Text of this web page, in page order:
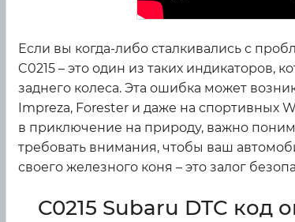
Если вы когда-либо сталкивались с
C0215 – это один из таких индикаторов,
заднего колеса. Эта ошибка может
Impreza, Forester и даже на спортивных
в приключение на природу, важно
требовать внимания, чтобы ваш
своего железного коня – это залог
C0215 Subaru DTC код